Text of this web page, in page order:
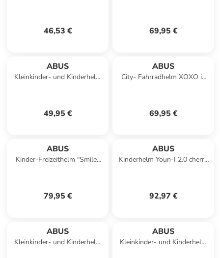
46,53 € 69,95 €
ABUS
Kleinkinder- und Kinderhelm
49,95 €
ABUS
City- Fahrradhelm XOXO in
69,95 €
ABUS
Kinder-Freizeithelm "Smiley
79,95 €
ABUS
Kinderhelm Youn-I 2.0 cherry
92,97 €
ABUS
Kleinkinder- und Kinderhelm
ABUS
Kleinkinder- und Kinderhelm